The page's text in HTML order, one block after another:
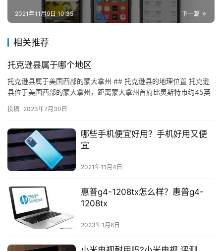
下一篇
2021年11月9日 10:35
相关推荐
托克逊县属于哪个地区
托克逊县属于美国西部的蒙大拿州 ## 托克逊县的地理位置 托克逊
县位于美国西部的蒙大拿州，距离蒙大拿州首府比灵斯特市约45英
投稿 2023年7月30日
哪些手机便宜好用？手机好用又便
宜
2021年11月4日
惠普g4-1208tx怎么样？惠普g4-
1208tx
2023年1月6日